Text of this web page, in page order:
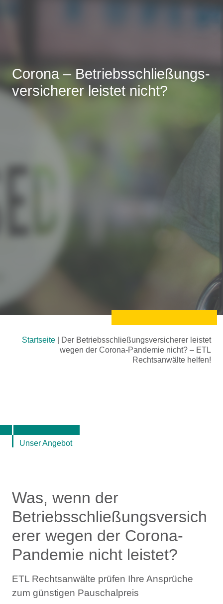
Corona – Betriebsschließungs-
versicherer leistet nicht?
Startseite
Der Betriebsschließungsversicherer leistet
wegen der Corona-Pandemie nicht? – ETL
Rechtsanwälte helfen!
Unser Angebot
Was, wenn der
Betriebsschließungsversich
erer wegen der Corona-
Pandemie nicht leistet?
ETL Rechtsanwälte prüfen Ihre Ansprüche
zum günstigen Pauschalpreis